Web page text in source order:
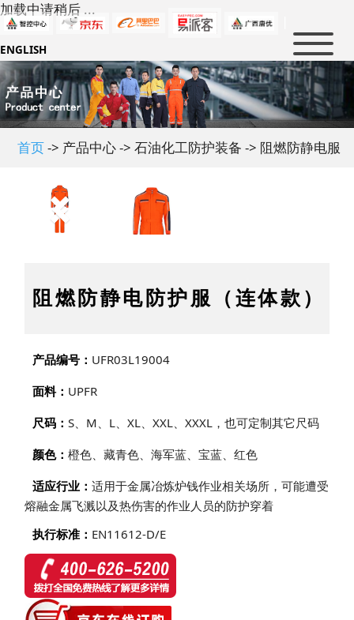
加载中请稍后 ...
ENGLISH
首页
新闻中心
大事件
军警防护
石油化工
民用科技防护
防护知识
政策法规
人才招聘
虚位以待
公司介绍
资质认证
荣誉证书
公司环境
社会责任
联系我们
首页-> 产品中心 -> 石油化工防护装备 -> 阻燃防静电服
阻燃防静电防护服（连体款）
产品编号： UFR03L19004
面料： UPFR
尺码：S、M、L、XL、XXL、XXXL，也可定制其它尺码
颜色：橙色、藏青色、海军蓝、宝蓝、红色
适应行业：适用于金属冶炼炉钱作业相关场所，可能遭受
熔融金属飞溅以及热伤害的作业人员的防护穿着
执行标准： EN11612-D/E